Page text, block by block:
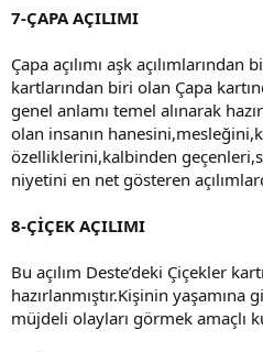
7-ÇAPA AÇILIMI
Çapa açılımı aşk açılımlarından
kartlarından biri olan Çapa
genel anlamı temel alınarak
olan insanın
özelliklerini,kalbinden
niyetini en net gösteren
8-ÇİÇEK AÇILIMI
Bu açılım Deste’deki Çiçekler
hazırlanmıştır.Kişinin
müjdeli olayları görmek amaçlı